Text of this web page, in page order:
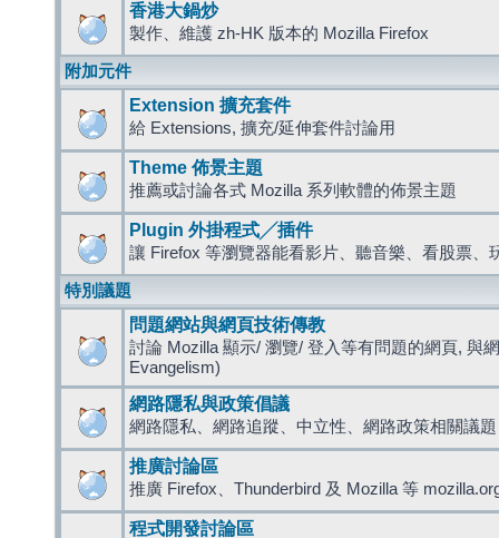
香港大鍋炒
製作、維護 zh-HK 版本的 Mozilla Firefox
附加元件
Extension 擴充套件
給 Extensions, 擴充/延伸套件討論用
Theme 佈景主題
推薦或討論各式 Mozilla 系列軟體的佈景主題
Plugin 外掛程式╱插件
讓 Firefox 等瀏覽器能看影片、聽音樂、看股票、
特別議題
問題網站與網頁技術傳教
討論 Mozilla 顯示/ 瀏覽/ 登入等有問題的網頁, 與
Evangelism)
網路隱私與政策倡議
網路隱私、網路追蹤、中立性、網路政策相關議題
推廣討論區
推廣 Firefox、Thunderbird 及 Mozilla 等
程式開發討論區